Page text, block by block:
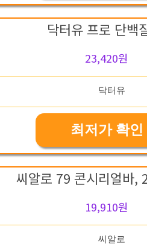
닥터유 프로 단백
23,420원
최저가 확인
씨알로 79 콘시리얼바,
19,910원